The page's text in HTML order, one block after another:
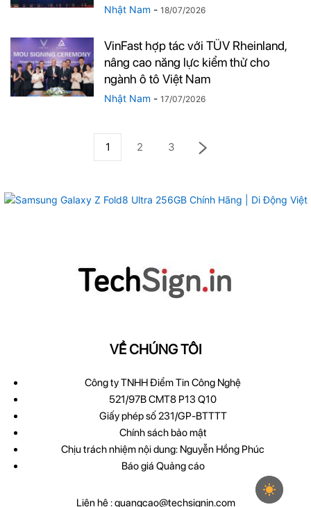
Nhật Nam - 18/07/2026
VinFast hợp tác với TÜV Rheinland,
nâng cao năng lực kiểm thử cho
ngành ô tô Việt Nam
Nhật Nam - 17/07/2026
1 2 3
VỀ CHÚNG TÔI
Công ty TNHH Điểm Tin Công Nghệ
521/97B CMT8 P13 Q10
Giấy phép số 231/GP-BTTTT
Chính sách bảo mật
Chịu trách nhiệm nội dung: Nguyễn Hồng Phúc
Báo giá Quảng cáo
Liên hệ :quangcao@techsignin.com